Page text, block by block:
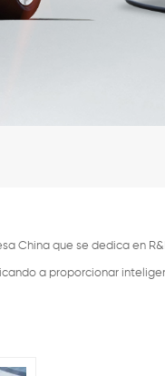
China que se dedica en
a proporcionar